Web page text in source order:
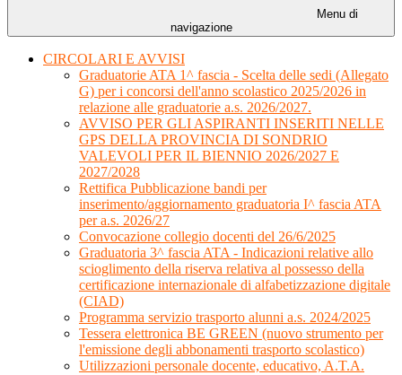
Menu di
navigazione
CIRCOLARI E AVVISI
Graduatorie ATA 1^ fascia - Scelta delle sedi (Allegato
G) per i concorsi dell'anno scolastico 2025/2026 in
relazione alle graduatorie a.s. 2026/2027.
AVVISO PER GLI ASPIRANTI INSERITI NELLE
GPS DELLA PROVINCIA DI SONDRIO
VALEVOLI PER IL BIENNIO 2026/2027 E
2027/2028
Rettifica Pubblicazione bandi per
inserimento/aggiornamento graduatoria I^ fascia ATA
per a.s. 2026/27
Convocazione collegio docenti del 26/6/2025
Graduatoria 3^ fascia ATA - Indicazioni relative allo
scioglimento della riserva relativa al possesso della
certificazione internazionale di alfabetizzazione digitale
(CIAD)
Programma servizio trasporto alunni a.s. 2024/2025
Tessera elettronica BE GREEN (nuovo strumento per
l'emissione degli abbonamenti trasporto scolastico)
Utilizzazioni personale docente, educativo, A.T.A.